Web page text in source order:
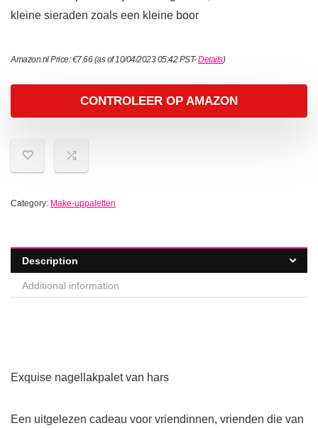
kleine sieraden zoals een kleine boor
Amazon.nl Price:€7.66(as of 10/04/2023 05:42 PST-Details)
CONTROLEER OP AMAZON
Category: Make-uppaletten
Description
Additional information
Exquise nagellakpalet van hars
Een uitgelezen cadeau voor vriendinnen, vrienden die van